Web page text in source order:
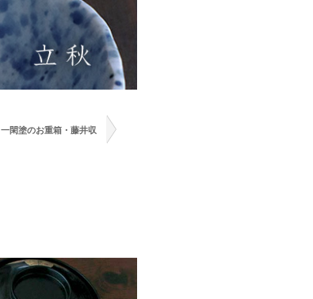
一閑塗のお重箱・藤井収 >